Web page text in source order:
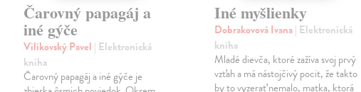
Čarovný papagáj a
iné gýče
Vilikovský Pavel | Elektronická
kniha
Čarovný papagáj a iné gýče je
Iné myšlienky
Dobrakovová Ivana| Elektronická
kniha
Mladé dievča, ktoré zažíva svoj prvý
vzťah a má nástojčivý pocit, že takto
by to vyzerať nemalo, matka, ktorá